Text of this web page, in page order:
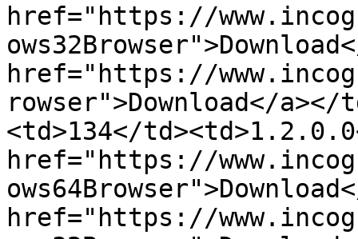
href="https://
href="https://
rowser">Download</
<td>134</
href="https://
href="https://